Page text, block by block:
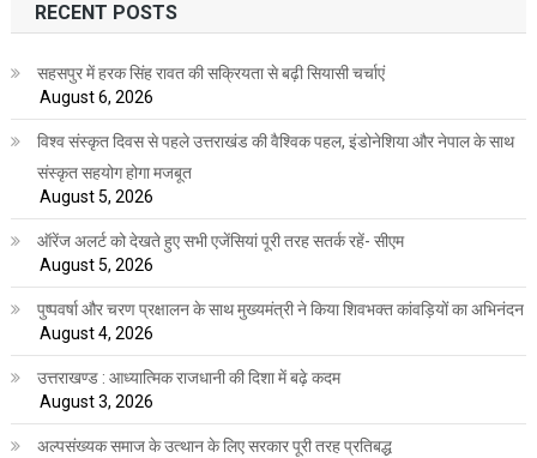
RECENT POSTS
सहसपुर में हरक सिंह रावत की सक्रियता से बढ़ी सियासी चर्चाएं
August 6, 2026
विश्व संस्कृत दिवस से पहले उत्तराखंड की वैश्विक पहल, इंडोनेशिया और नेपाल के साथ
संस्कृत सहयोग होगा मजबूत
August 5, 2026
ऑरेंज अलर्ट को देखते हुए सभी एजेंसियां पूरी तरह सतर्क रहें- सीएम
August 5, 2026
पुष्पवर्षा और चरण प्रक्षालन के साथ मुख्यमंत्री ने किया शिवभक्त कांवड़ियों का अभिनंदन
August 4, 2026
उत्तराखण्ड : आध्यात्मिक राजधानी की दिशा में बढ़े कदम
August 3, 2026
अल्पसंख्यक समाज के उत्थान के लिए सरकार पूरी तरह प्रतिबद्ध